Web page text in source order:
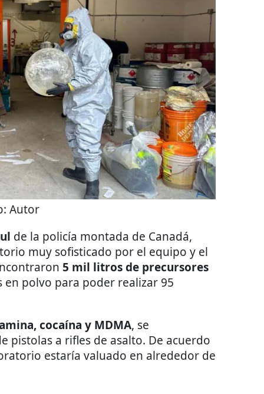
Autor
de la policía montada de Canadá,
muy sofisticado por el equipo y el
5 mil litros de precursores
polvo para poder realizar 95
cocaína y MDMA, se
pistolas a rifles de asalto. De acuerdo
estaría valuado en alrededor de